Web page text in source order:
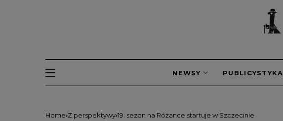
NEWSY PUBLICYSTYKA
Home Z perspektywy 19. sezon na Różance startuje w Szczecinie